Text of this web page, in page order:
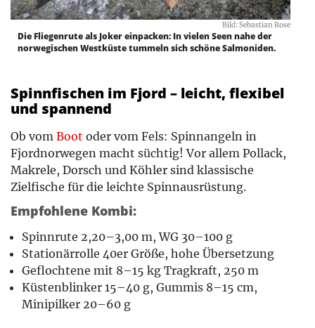
Bild: Sebastian Rose
Die Fliegenrute als Joker einpacken: In vielen Seen nahe der
norwegischen Westküste tummeln sich schöne Salmoniden.
Spinnfischen im Fjord – leicht, flexibel
und spannend
Ob vom Boot oder vom Fels: Spinnangeln in
Fjordnorwegen macht süchtig! Vor allem Pollack,
Makrele, Dorsch und Köhler sind klassische
Zielfische für die leichte Spinnausrüstung.
Empfohlene Kombi:
Spinnrute 2,20–3,00 m, WG 30–100 g
Stationärrolle 40er Größe, hohe Übersetzung
Geflochtene mit 8–15 kg Tragkraft, 250 m
Küstenblinker 15–40 g, Gummis 8–15 cm,
Minipilker 20–60 g